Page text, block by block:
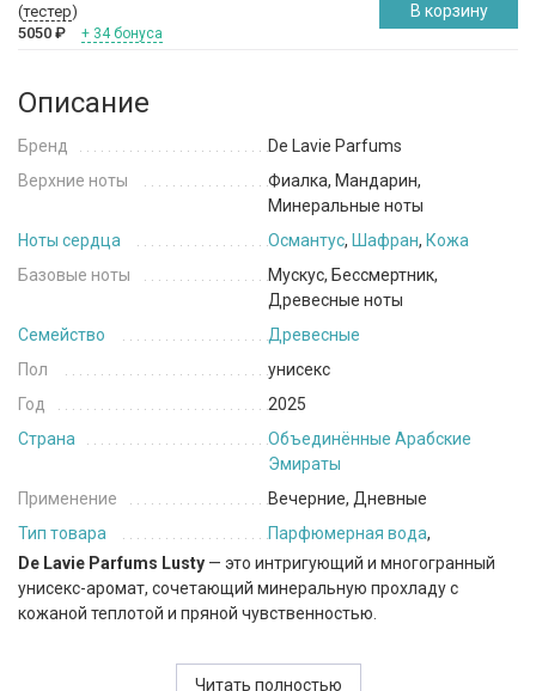
(тестер)
5050 ₽ + 34 бонуса
В корзину
Описание
Бренд
De Lavie Parfums
Верхние ноты
Фиалка, Мандарин,
Минеральные ноты
Ноты сердца
Османтус, Шафран, Кожа
Базовые ноты
Мускус, Бессмертник,
Древесные ноты
Семейство
Древесные
Пол
унисекс
Год
2025
Страна
Объединённые Арабские
Эмираты
Применение
Вечерние, Дневные
Тип товара
Парфюмерная вода,
De Lavie Parfums Lusty — это интригующий и многогранный
унисекс-аромат, сочетающий минеральную прохладу с
кожаной теплотой и пряной чувственностью.
фиалки, освежённым сочным мандарином. Минеральные
Читать полностью